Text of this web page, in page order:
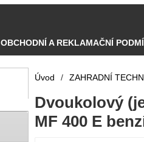
OBCHODNÍ A REKLAMAČNÍ
Úvod / ZAHRADNÍ
Dvoukolový
MF 400 E